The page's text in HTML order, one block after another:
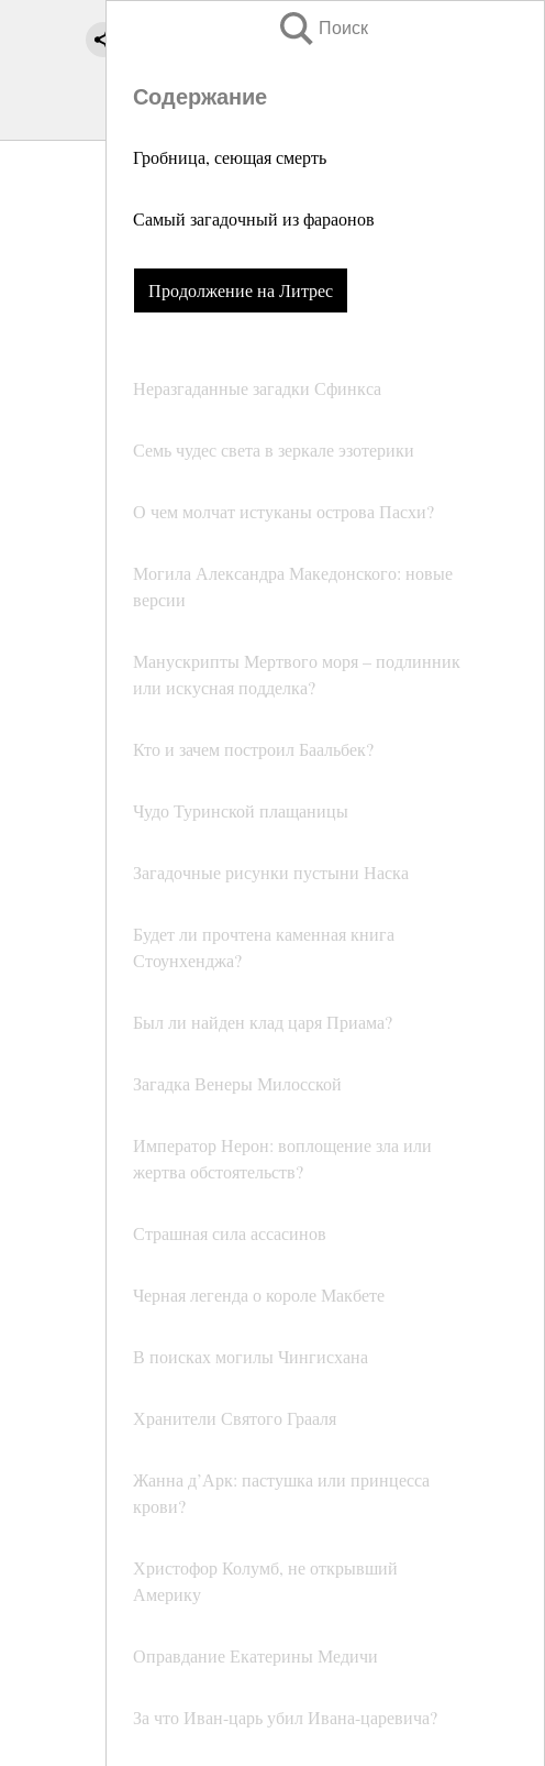
Поиск
Содержание
Гробница, сеющая смерть
Самый загадочный из фараонов
Продолжение на Литрес
Неразгаданные загадки Сфинкса
Семь чудес света в зеркале эзотерики
О чем молчат истуканы острова Пасхи?
Могила Александра Македонского: новые
версии
Манускрипты Мертвого моря – подлинник
или искусная подделка?
Кто и зачем построил Баальбек?
Чудо Туринской плащаницы
Загадочные рисунки пустыни Наска
Будет ли прочтена каменная книга
Стоунхенджа?
Был ли найден клад царя Приама?
Загадка Венеры Милосской
Император Нерон: воплощение зла или
жертва обстоятельств?
Страшная сила ассасинов
Черная легенда о короле Макбете
В поисках могилы Чингисхана
Хранители Святого Грааля
Жанна д’Арк: пастушка или принцесса
крови?
Христофор Колумб, не открывший
Америку
Оправдание Екатерины Медичи
За что Иван-царь убил Ивана-царевича?